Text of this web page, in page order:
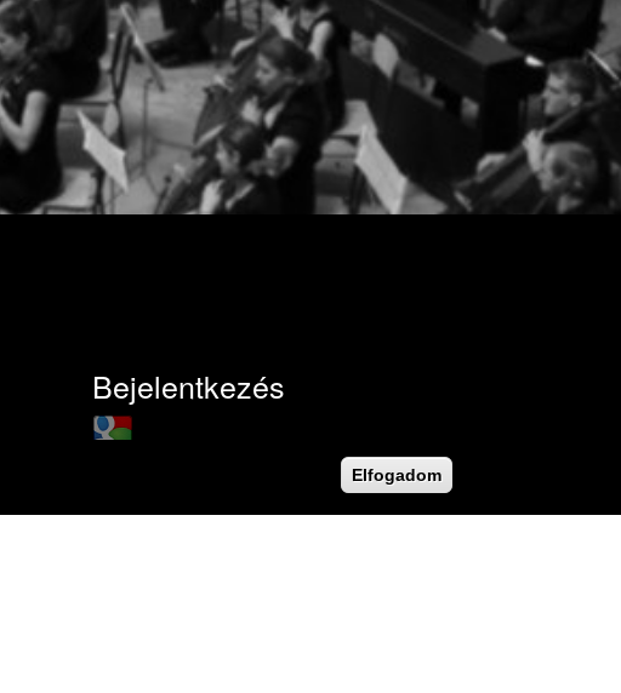
Bejelentkezés
Login with Google
Elfogadom